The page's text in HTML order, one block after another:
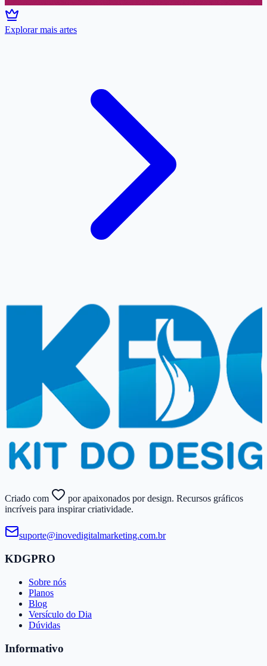
Explorar mais artes
Criado com
por apaixonados por design. Recursos gráficos
incríveis para inspirar criatividade.
suporte@​inovedigitalmarketing.​com.​br
KDGPRO
Sobre nós
Planos
Blog
Versículo do Dia
Dúvidas
Informativo